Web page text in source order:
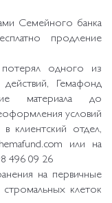
Семейного банка
продление
одного из
Гемафонд
материала до
условий
клиентский отдел,
или на
496 09 26
на первичные
клеток